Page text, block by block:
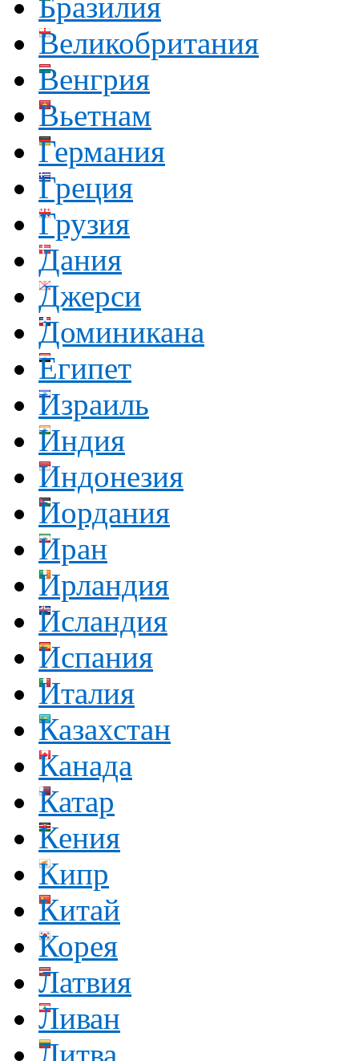
Бразилия
Великобритания
Венгрия
Вьетнам
Германия
Греция
Грузия
Дания
Джерси
Доминикана
Египет
Израиль
Индия
Индонезия
Иордания
Иран
Ирландия
Исландия
Испания
Италия
Казахстан
Канада
Катар
Кения
Кипр
Китай
Корея
Латвия
Ливан